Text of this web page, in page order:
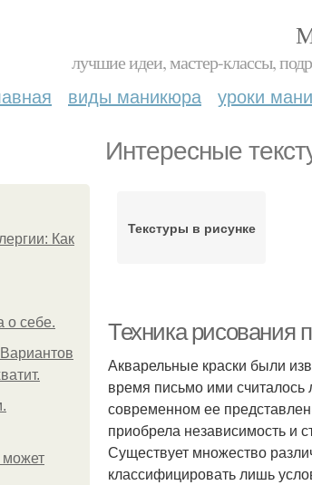
лучшие идеи, мастер-классы,
виды маникюра уроки
Интересные
Как
о себе.
может
Текстуры в рисунке
Техника рисования
Акварельные краски были
время письмо ими
современном ее
приобрела независимость и
Существует множество
классифицировать лишь